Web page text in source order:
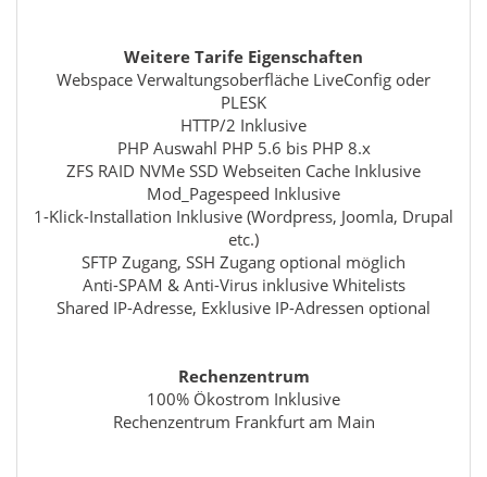
Weitere Tarife Eigenschaften
Webspace Verwaltungsoberfläche LiveConfig oder
PLESK
HTTP/2 Inklusive
PHP Auswahl PHP 5.6 bis PHP 8.x
ZFS RAID NVMe SSD Webseiten Cache Inklusive
Mod_Pagespeed Inklusive
1-Klick-Installation Inklusive (Wordpress, Joomla, Drupal
etc.)
SFTP Zugang, SSH Zugang optional möglich
Anti-SPAM & Anti-Virus inklusive Whitelists
Shared IP-Adresse, Exklusive IP-Adressen optional
Rechenzentrum
100% Ökostrom Inklusive
Rechenzentrum Frankfurt am Main